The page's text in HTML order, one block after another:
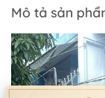
Mô tả sản